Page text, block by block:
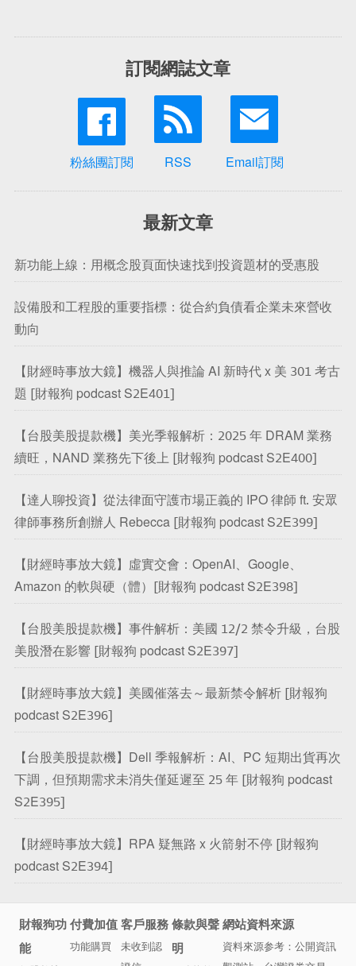
訂閱網誌文章
粉絲團訂閱 RSS Email訂閱
最新文章
新功能上線：用概念股頁面快速找到投資題材的受惠股
設備股和工程股的重要指標：從合約負債看企業未來營收
動向
【財經時事放大鏡】機器人與推論 AI 新時代 x 美 301 考古
題 [財報狗 podcast S2E401]
【台股美股提款機】美光季報解析：2025 年 DRAM 業務
續旺，NAND 業務先下後上 [財報狗 podcast S2E400]
【達人聊投資】從法律面守護市場正義的 IPO 律師 ft. 安眾
律師事務所創辦人 Rebecca [財報狗 podcast S2E399]
【財經時事放大鏡】虛實交會：OpenAI、Google、
Amazon 的軟與硬（體）[財報狗 podcast S2E398]
【台股美股提款機】事件解析：美國 12/2 禁令升級，台股
美股潛在影響 [財報狗 podcast S2E397]
【財經時事放大鏡】美國催落去～最新禁令解析 [財報狗
podcast S2E396]
【台股美股提款機】Dell 季報解析：AI、PC 短期出貨再次
下調，但預期需求未消失僅延遲至 25 年 [財報狗 podcast
S2E395]
【財經時事放大鏡】RPA 疑無路 x 火箭射不停 [財報狗
podcast S2E394]
財報狗功
能
付費加值
功能購買
客戶服務
未收到認
條款與聲
明
網站資料來源
資料來源参考： 公開資訊